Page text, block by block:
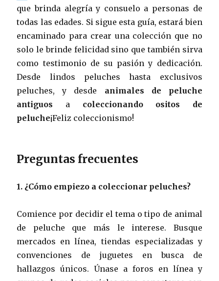
que brinda alegría y consuelo a personas de
todas las edades. Si sigue esta guía, estará bien
encaminado para crear una colección que no
solo le brinde felicidad sino que también sirva
como testimonio de su pasión y dedicación.
Desde lindos peluches hasta exclusivos
peluches, y desde animales de peluche
antiguos a coleccionando ositos de
peluche¡Feliz coleccionismo!
Preguntas frecuentes
1. ¿Cómo empiezo a coleccionar peluches?
Comience por decidir el tema o tipo de animal
de peluche que más le interese. Busque
mercados en línea, tiendas especializadas y
convenciones de juguetes en busca de
hallazgos únicos. Únase a foros en línea y